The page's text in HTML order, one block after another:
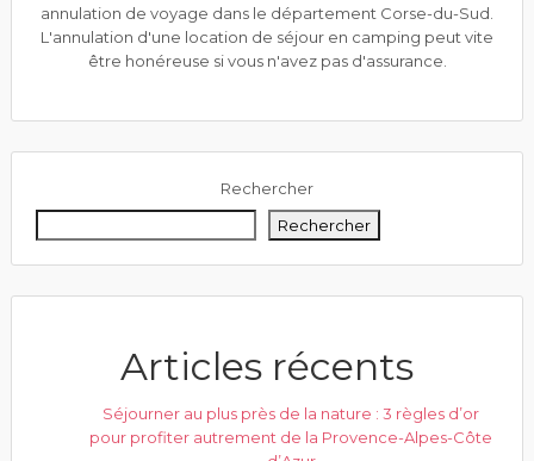
annulation de voyage dans le département Corse-du-Sud.
L'annulation d'une location de séjour en camping peut vite
être honéreuse si vous n'avez pas d'assurance.
Rechercher
Rechercher
Articles récents
Séjourner au plus près de la nature : 3 règles d’or
pour profiter autrement de la Provence-Alpes-Côte